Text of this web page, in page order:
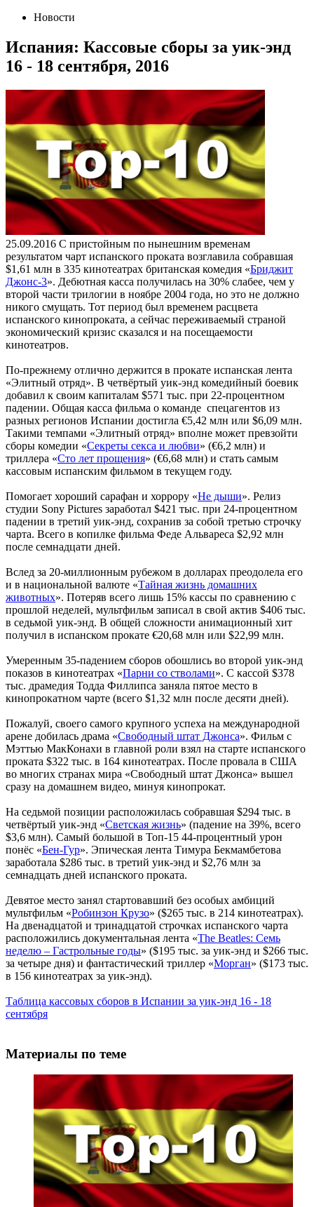
Новости
Испания: Кассовые сборы за уик-энд
16 - 18 сентября, 2016
25.09.2016 С пристойным по нынешним временам
результатом чарт испанского проката возглавила собравшая
$1,61 млн в 335 кинотеатрах британская комедия «Бриджит
Джонс-3». Дебютная касса получилась на 30% слабее, чем у
второй части трилогии в ноябре 2004 года, но это не должно
никого смущать. Тот период был временем расцвета
испанского кинопроката, а сейчас переживаемый страной
экономический кризис сказался и на посещаемости
кинотеатров.
По-прежнему отлично держится в прокате испанская лента
«Элитный отряд». В четвёртый уик-энд комедийный боевик
добавил к своим капиталам $571 тыс. при 22-процентном
падении. Общая касса фильма о команде спецагентов из
разных регионов Испании достигла €5,42 млн или $6,09 млн.
Такими темпами «Элитный отряд» вполне может превзойти
сборы комедии «Секреты секса и любви» (€6,2 млн) и
триллера «Сто лет прощения» (€6,68 млн) и стать самым
кассовым испанским фильмом в текущем году.
Помогает хороший сарафан и хоррору «Не дыши». Релиз
студии Sony Pictures заработал $421 тыс. при 24-процентном
падении в третий уик-энд, сохранив за собой третью строчку
чарта. Всего в копилке фильма Феде Альвареса $2,92 млн
после семнадцати дней.
Вслед за 20-миллионным рубежом в долларах преодолела его
и в национальной валюте «Тайная жизнь домашних
животных». Потеряв всего лишь 15% кассы по сравнению с
прошлой неделей, мультфильм записал в свой актив $406 тыс.
в седьмой уик-энд. В общей сложности анимационный хит
получил в испанском прокате €20,68 млн или $22,99 млн.
Умеренным 35-падением сборов обошлись во второй уик-энд
показов в кинотеатрах «Парни со стволами». С кассой $378
тыс. драмедия Тодда Филлипса заняла пятое место в
кинопрокатном чарте (всего $1,32 млн после десяти дней).
Пожалуй, своего самого крупного успеха на международной
арене добилась драма «Свободный штат Джонса». Фильм с
Мэттью МакКонахи в главной роли взял на старте испанского
проката $322 тыс. в 164 кинотеатрах. После провала в США
во многих странах мира «Свободный штат Джонса» вышел
сразу на домашнем видео, минуя кинопрокат.
На седьмой позиции расположилась собравшая $294 тыс. в
четвёртый уик-энд «Светская жизнь» (падение на 39%, всего
$3,6 млн). Самый большой в Топ-15 44-процентный урон
понёс «Бен-Гур». Эпическая лента Тимура Бекмамбетова
заработала $286 тыс. в третий уик-энд и $2,76 млн за
семнадцать дней испанского проката.
Девятое место занял стартовавший без особых амбиций
мультфильм «Робинзон Крузо» ($265 тыс. в 214 кинотеатрах).
На двенадцатой и тринадцатой строчках испанского чарта
расположились документальная лента «The Beatles: Семь
неделю – Гастрольные годы» ($195 тыс. за уик-энд и $266 тыс.
за четыре дня) и фантастический триллер «Морган» ($173 тыс.
в 156 кинотеатрах за уик-энд).
Таблица кассовых сборов в Испании за уик-энд 16 - 18
сентября
Материалы по теме